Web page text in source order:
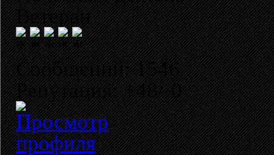
Ветеран
Сообщений: 1546
Репутация: +48/-0